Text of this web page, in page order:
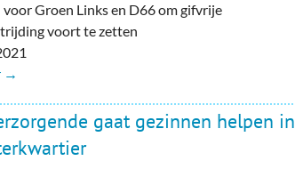
voor Groen Links en D66 om gifvrije
voort te zetten
→
gaat gezinnen helpen in